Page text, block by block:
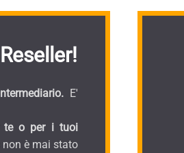
E'
te o per i tuoi
è mai stato